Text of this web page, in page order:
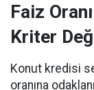
Faiz
Kriter
Konut kredisi
oranına